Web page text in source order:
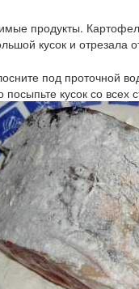
продукты.
кусок и отрезала
под проточной
посыпьте кусок со